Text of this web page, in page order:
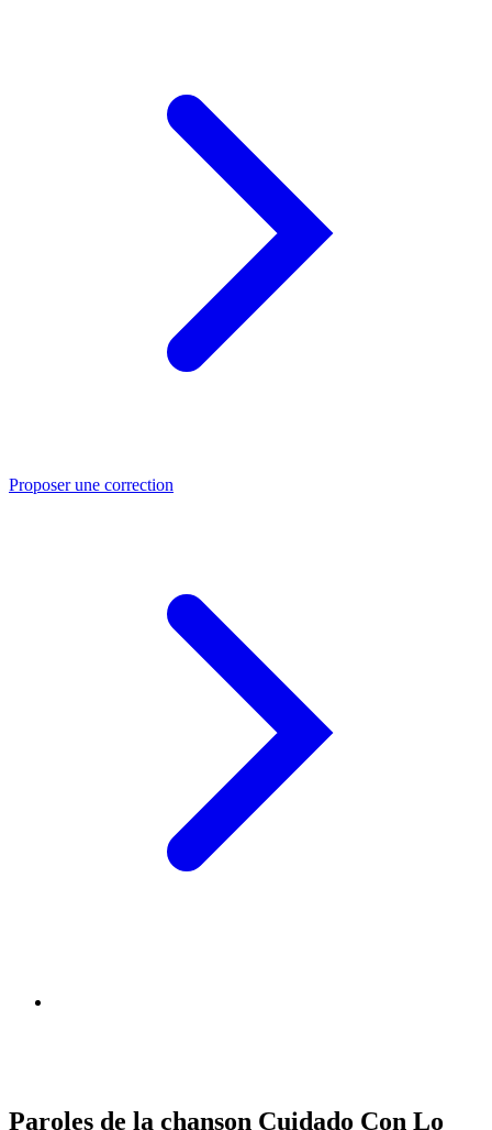
Proposer une correction
Paroles de la chanson Cuidado Con Lo